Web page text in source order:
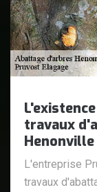
travaux
L'entreprise
travaux